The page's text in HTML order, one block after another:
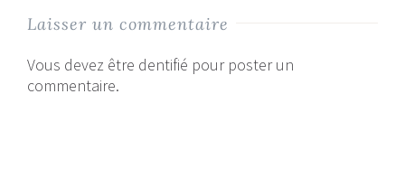
Laisser un commentaire
Vous devez être dentifié pour poster un
commentaire.